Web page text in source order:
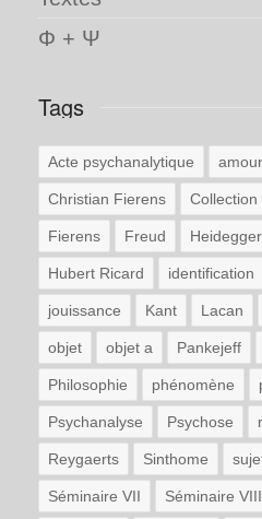
Φ + Ψ
Tags
Acte psychanalytique amour
Christian Fierens Collection
Fierens Freud Heidegger
Hubert Ricard identification
jouissance Kant Lacan
objet objet a Pankejeff
Philosophie phénomène
Psychanalyse Psychose
Reygaerts Sinthome
Séminaire VII Séminaire VIII